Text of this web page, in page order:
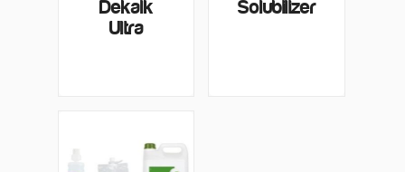
Dekalk
Ultra
Solubilizer